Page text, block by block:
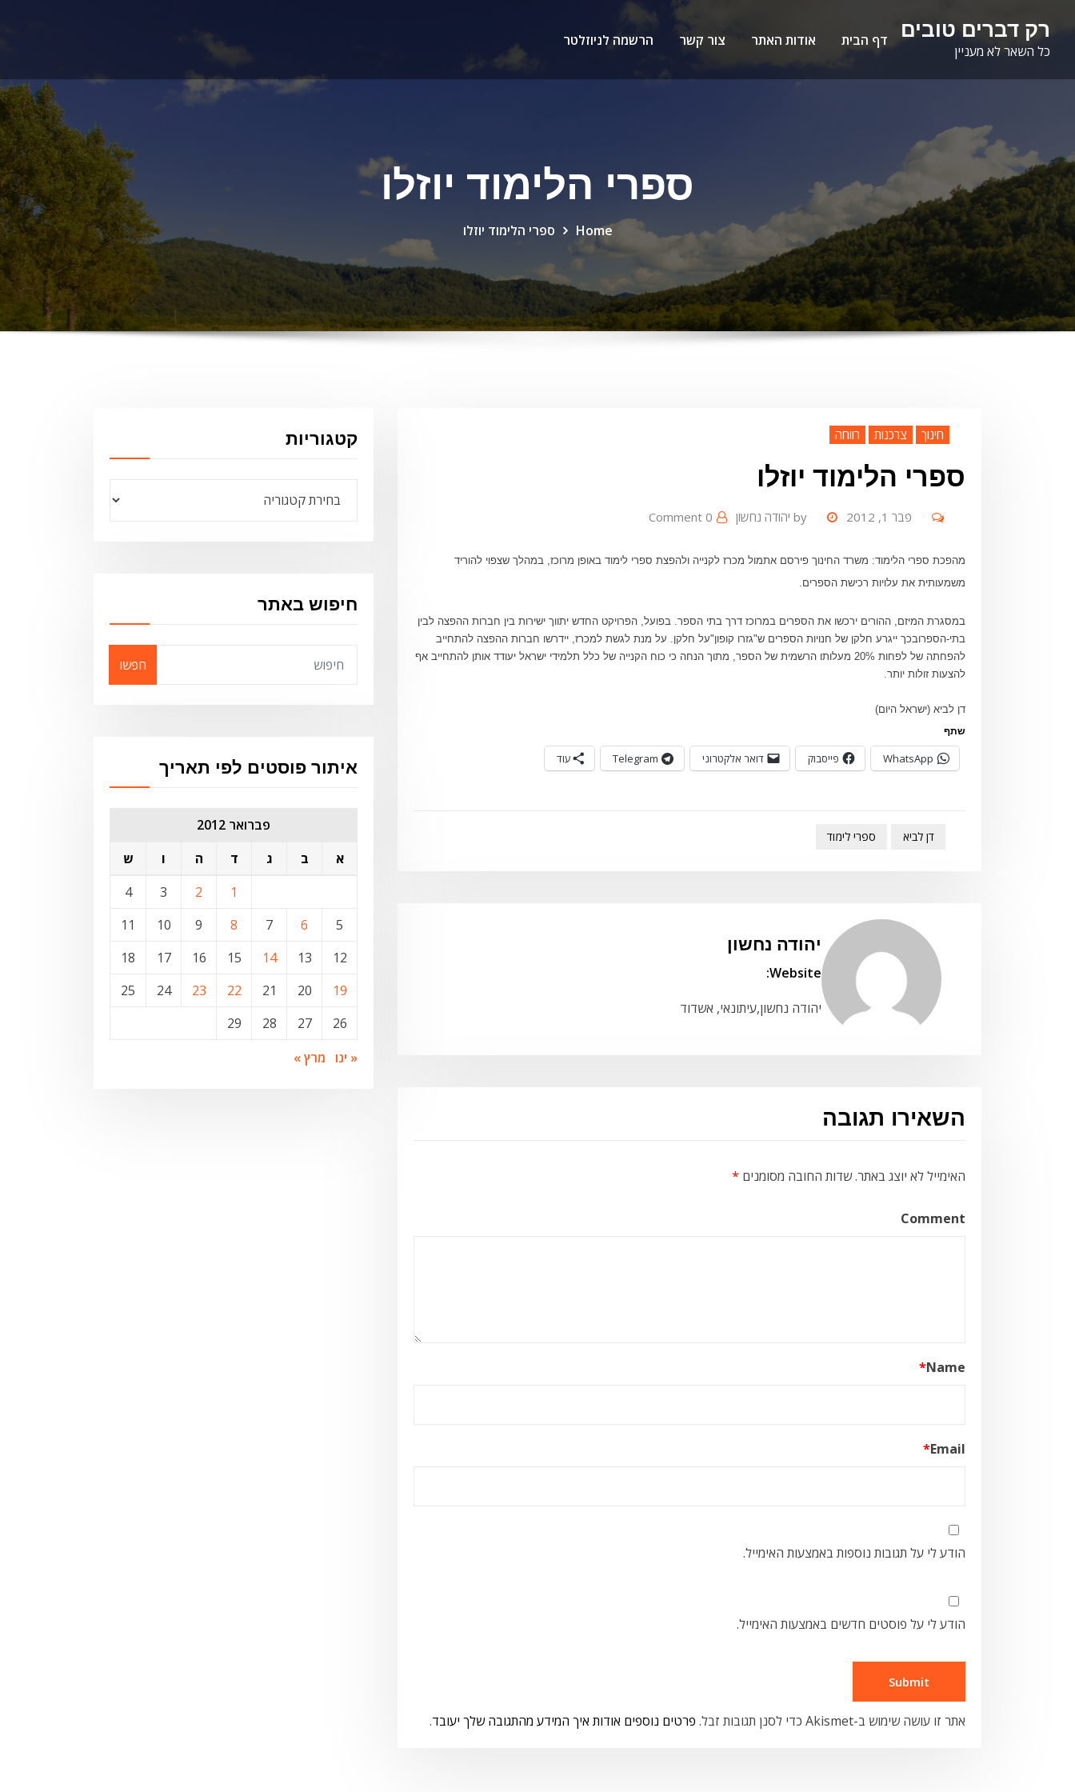
content
רק דברים טובים
כל השאר לא מעניין
דף הבית אודות האתר צור קשר הרשמה לניוזלטר
ספרי הלימוד יוזלו
Home ספרי הלימוד יוזלו
חינוך צרכנות רווחה
ספרי הלימוד יוזלו
by יהודה נחשון פבר 1, 2012 0 Comment
מהפכת ספרי הלימוד: משרד החינוך פירסם אתמול מכרז לקנייה ולהפצת ספרי לימוד באופן מרוכז, במהלך שצפוי להוריד
משמעותית את עלויות רכישת הספרים.
במסגרת המיזם, ההורים ירכשו את הספרים במרוכז דרך בתי הספר. בפועל, הפרויקט החדש יתווך ישירות בין חברות ההפצה לבין
בתי-הספרובכך ייגרע חלקן של חנויות הספרים ש"גזרו קופון"על חלקן. על מנת לגשת למכרז, יידרשו חברות ההפצה להתחייב
להפחתה של לפחות 20% מעלותו הרשמית של הספר, מתוך הנחה כי כוח הקנייה של כלל תלמידי ישראל יעודד אותן להתחייב אף
להצעות זולות יותר.
דן לביא (ישראל היום)
שתף
WhatsApp פייסבוק דואר אלקטרוני Telegram עוד
דן לביא ספרי לימוד
יהודה נחשון
Website:
יהודה נחשון,עיתונאי, אשדוד
השאירו תגובה
האימייל לא יוצג באתר.שדות החובה מסומנים *
Comment
Name
*
Email
*
הודע לי על תגובות נוספות באמצעות האימייל.
הודע לי על פוסטים חדשים באמצעות האימייל.
אתר זו עושה שימוש ב-Akismet כדי לסנן תגובות זבל. פרטים נוספים אודות איך המידע מהתגובה שלך יעובד.
קטגוריות
חיפוש באתר
חפשו
איתור פוסטים לפי תאריך
פברואר 2012
א
ב ג ד ה ו
ש
1
2
3
4
5
6
7
8
9
10
11
12
13
14
15
16
17
18
19
20
21
22
23
24
25
26
27
28
29
« ינו
מרץ »